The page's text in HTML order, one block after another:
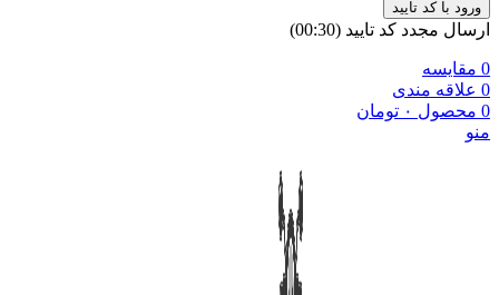
ورود با کد تایید
ارسال مجدد کد تایید (00:
30
)
0 مقایسه
0 علاقه مندی
0 محصول ۰ تومان
منو